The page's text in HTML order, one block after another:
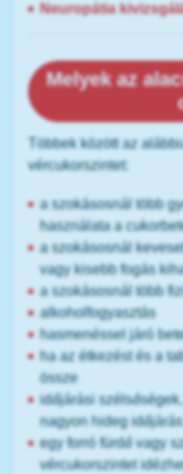
Neuropátia
Melyek az
Többek között az
vércukorszintet:
a szokásosnál több
használata a
a szokásosnál
vagy kisebb fogás
a szokásosnál több
alkoholfogyasztás
hasmenéssel járó
ha az étkezést és a
össze
időjárási
nagyon hideg időjárás
egy forró fürdő vagy
vércukorszintet